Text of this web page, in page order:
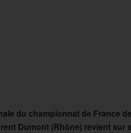
du championnat de France
Dumont (Rhône) revient